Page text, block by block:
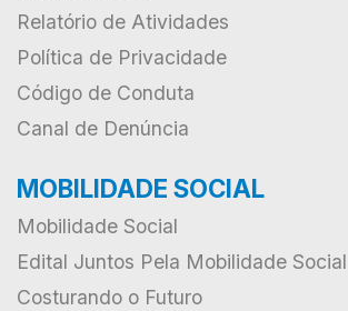
Relatório de Atividades
Política de Privacidade
Código de Conduta
Canal de Denúncia
MOBILIDADE SOCIAL
Mobilidade Social
Edital Juntos Pela Mobilidade Social
Costurando o Futuro